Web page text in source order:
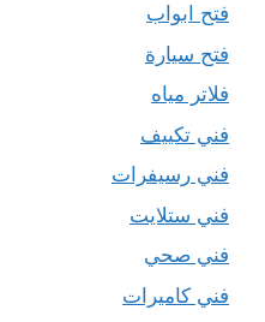
فتح ابواب
فتح سيارة
فلاتر مياه
فني تكييف
فني رسيفرات
فني ستلايت
فني صحي
فني كاميرات